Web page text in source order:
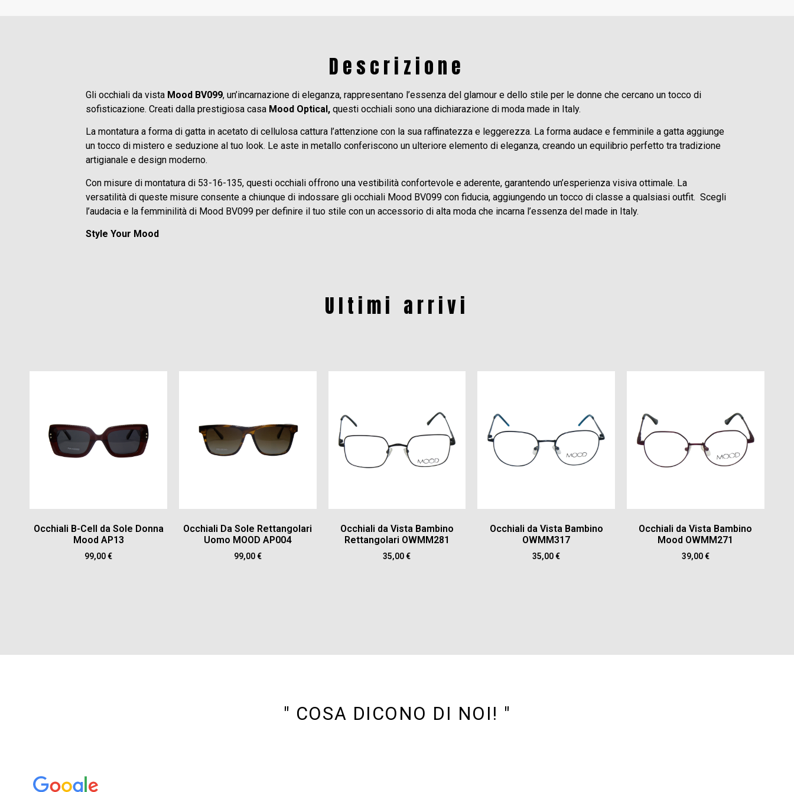
Descrizione
Gli occhiali da vista Mood BV099, un’incarnazione di eleganza, rappresentano l’essenza del glamour e dello stile per le donne che cercano un tocco di
sofisticazione. Creati dalla prestigiosa casa Mood Optical, questi occhiali sono una dichiarazione di moda made in Italy.
La montatura a forma di gatta in acetato di cellulosa cattura l’attenzione con la sua raffinatezza e leggerezza. La forma audace e femminile a gatta aggiunge
un tocco di mistero e seduzione al tuo look. Le aste in metallo conferiscono un ulteriore elemento di eleganza, creando un equilibrio perfetto tra tradizione
artigianale e design moderno.
Con misure di montatura di 53-16-135, questi occhiali offrono una vestibilità confortevole e aderente, garantendo un’esperienza visiva ottimale. La
versatilità di queste misure consente a chiunque di indossare gli occhiali Mood BV099 con fiducia, aggiungendo un tocco di classe a qualsiasi outfit. Scegli
l’audacia e la femminilità di Mood BV099 per definire il tuo stile con un accessorio di alta moda che incarna l’essenza del made in Italy.
Style Your Mood
Ultimi arrivi
Occhiali B-Cell da Sole Donna
Mood AP13
99,00€
Occhiali Da Sole Rettangolari
Uomo MOOD AP004
99,00€
Occhiali da Vista Bambino
Rettangolari OWMM281
35,00€
Occhiali da Vista Bambino
OWMM317
35,00€
Occhiali da Vista Bambino
Mood OWMM271
39,00€
" COSA DICONO DI NOI! "